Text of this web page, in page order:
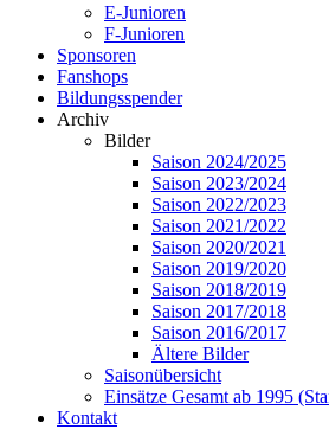
E-Junioren
F-Junioren
Sponsoren
Fanshops
Bildungsspender
Archiv
Bilder
Saison 2024/2025
Saison 2023/2024
Saison 2022/2023
Saison 2021/2022
Saison 2020/2021
Saison 2019/2020
Saison 2018/2019
Saison 2017/2018
Saison 2016/2017
Ältere Bilder
Saisonübersicht
Einsätze Gesamt ab 1995
Kontakt